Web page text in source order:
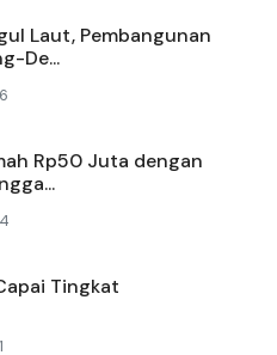
Laut, Pembangunan
De...
Rp50 Juta dengan
Tingkat